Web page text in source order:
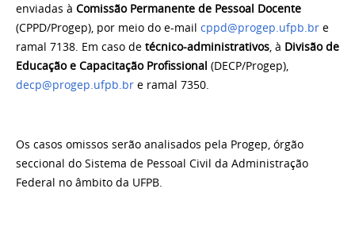
enviadas à Comissão Permanente de Pessoal Docente
(CPPD/Progep), por meio do e-mail cppd@progep.ufpb.br e
ramal 7138. Em caso de técnico-administrativos, à Divisão de
Educação e Capacitação Profissional (DECP/Progep),
decp@progep.ufpb.br e ramal 7350.
Os casos omissos serão analisados pela Progep, órgão
seccional do Sistema de Pessoal Civil da Administração
Federal no âmbito da UFPB.